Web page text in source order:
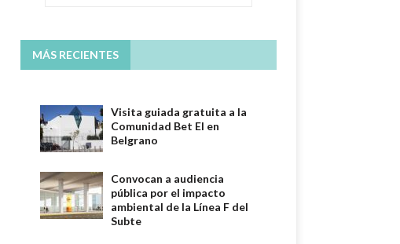
MÁS RECIENTES
Visita guiada gratuita a la
Comunidad Bet El en
Belgrano
Convocan a audiencia
pública por el impacto
ambiental de la Línea F del
Subte